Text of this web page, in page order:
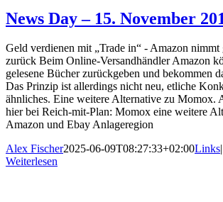
News Day – 15. November
Geld verdienen mit „Trade in“ - Amazon nimmt
zurück Beim Online-Versandhändler Amazon
gelesene Bücher zurückgeben und bekommen
Das Prinzip ist allerdings nicht neu, etliche
ähnliches. Eine weitere Alternative zu Momox.
hier bei Reich-mit-Plan: Momox eine weitere
Amazon und Ebay Anlageregion
Alex Fischer2025-06-09T08:27:33+02:00Links|
Weiterlesen